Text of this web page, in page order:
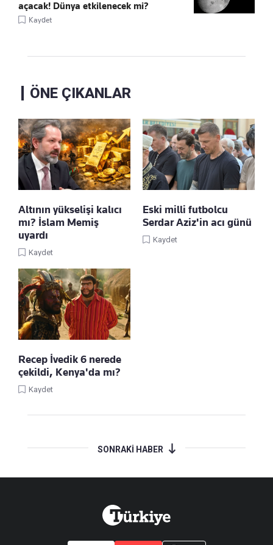
açacak! Dünya etkilenecek mi?
Kaydet
ÖNE ÇIKANLAR
Altının yükselişi kalıcı
mı? İslam Memiş
uyardı
Kaydet
Eski milli futbolcu
Serdar Aziz'in acı günü
Kaydet
Recep İvedik 6 nerede
çekildi, Kenya'da mı?
Kaydet
SONRAKİ HABER